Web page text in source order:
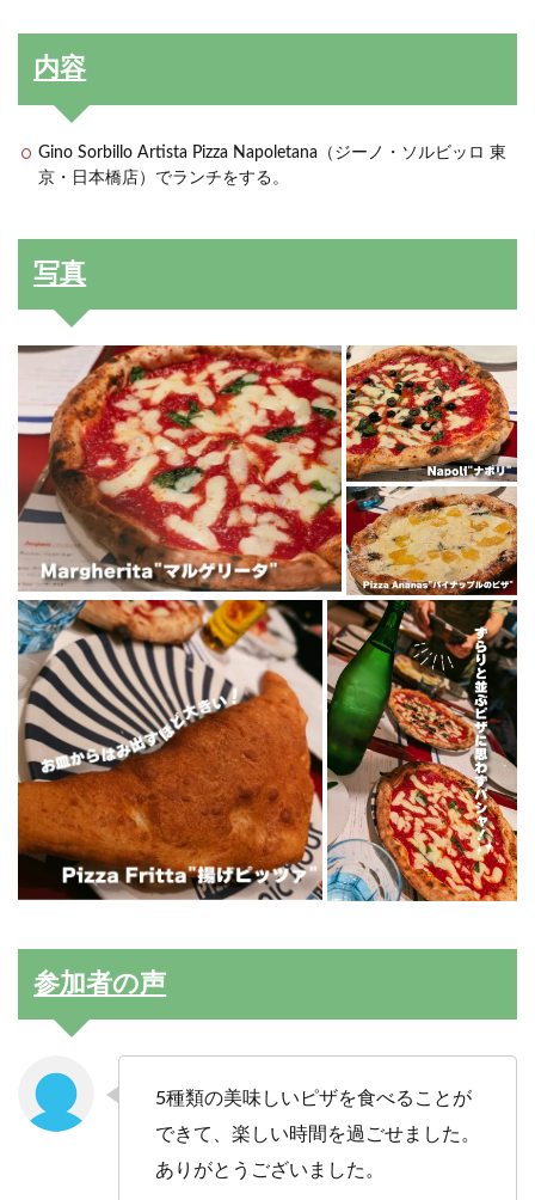
内容
Gino Sorbillo Artista Pizza Napoletana（ジーノ・ソルビッロ 東
京・日本橋店）でランチをする。
写真
参加者の声
5種類の美味しいピザを食べることが
できて、楽しい時間を過ごせました。
ありがとうございました。